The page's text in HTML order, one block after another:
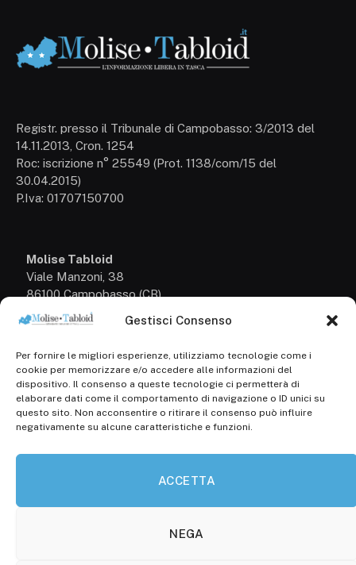
Gestisci Consenso
Per fornire le migliori esperienze, utilizziamo tecnologie come i
cookie per memorizzare e/o accedere alle informazioni del
dispositivo. Il consenso a queste tecnologie ci permetterà di
elaborare dati come il comportamento di navigazione o ID unici su
questo sito. Non acconsentire o ritirare il consenso può influire
negativamente su alcune caratteristiche e funzioni.
ACCETTA
NEGA
Registr. presso il Tribunale di Campobasso: 3/2013 del
14.11.2013, Cron. 1254
Roc: iscrizione n° 25549 (Prot. 1138/com/15 del
30.04.2015)
P.Iva: 01707150700
Molise Tabloid
Viale Manzoni, 38
86100 Campobasso (CB)
+39 3333169466
Scrivici a:
info@molisetabloid.it
commerciale@molisetabloid.it
Disclaimer